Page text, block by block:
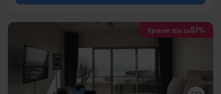
Sparen bis zu51%